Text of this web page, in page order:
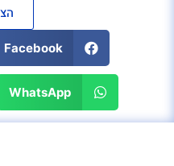
Facebook
WhatsApp